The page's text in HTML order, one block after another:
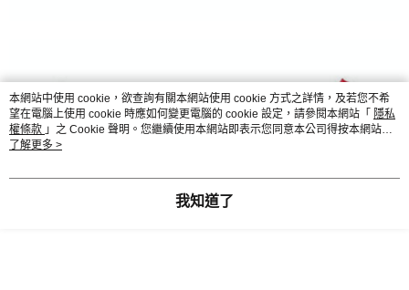
本網站中使用 cookie，欲查詢有關本網站使用 cookie 方式之詳情，及若您不希
望在電腦上使用 cookie 時應如何變更電腦的 cookie 設定，請參閱本網站「 隱私
權條款 」之 Cookie 聲明。您繼續使用本網站即表示您同意本公司得按本網站使
用條款之 Cookie 聲明使用 cookie。
了解更多 >
我知道了